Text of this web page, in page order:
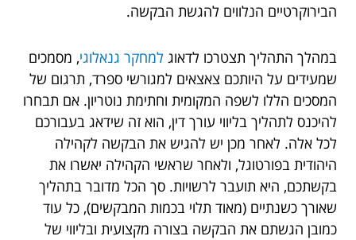
הבירוקרטיים הנלווים להגשת הבקשה.
במהלך התהליך תצטרכו לדאוג למחקר גנאלוגי, מסמכים
שמעידים על היותכם צאצאים למגורשי ספרד, תרגום של
המסכים הללו לשפה המקומית וחתימת נוטריון. אם תבחרו
להיכנס לתהליך בליווי עורך דין, הוא זה שידאג בעבורכם
לכל אלה. לאחר מכן יש להגיש את הבקשה לקהילה
היהודית בפורטוגל, ולאחר שראשי הקהילה יאשרו את
בקשתכם, היא תועבר לרשויות. סך הכל מדובר בתהליך
שאורך כשנתיים (מאוד תלוי בכמות המבקשים), כל עוד
כמובן הגשתם את הבקשה בצורה מקצועית ובליווי של